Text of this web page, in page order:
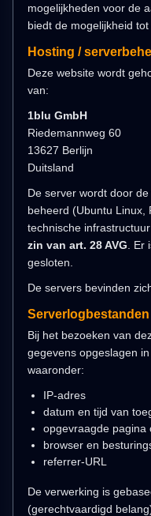
mogelijkheden voor de
biedt de mogelijkheid
Hosting /
Deze website wordt
van:
1blu GmbH
Riedemannweg 60
13627 Berlijn
Duitsland
De server wordt door
beheerd (Ubuntu Linux,
technische
zin van art. 28 AVG .
gesloten.
De servers bevinden
Serverlogbestanden
Bij het bezoeken van
gegevens opgeslagen
waaronder:
IP-adres
datum en tijd van
opgevraagde pagina
browser en
referrer-URL
De verwerking is
(gerechtvaardigd